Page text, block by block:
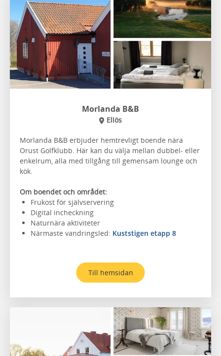
Morlanda B&B
Ellös
Morlanda B&B erbjuder hemtrevligt boende nära
Orust Golfklubb. Här kan du välja mellan dubbel- eller
enkelrum, alla med tillgång till gemensam lounge och
kök.
Om boendet och området:
Frukost för självservering
Digital incheckning
Naturnära aktiviteter
Närmaste vandringsled: Kuststigen etapp 8
Till hemsidan